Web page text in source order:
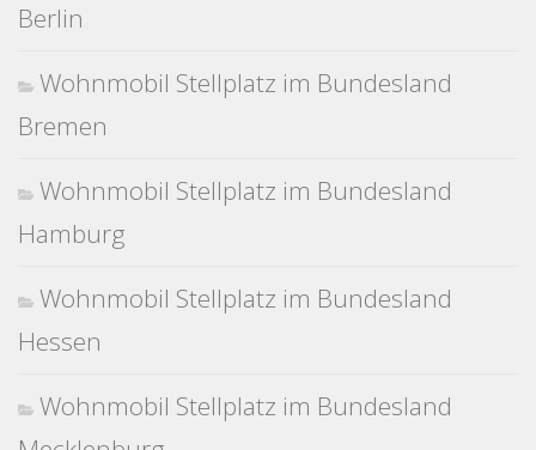
Berlin
Wohnmobil Stellplatz im Bundesland
Bremen
Wohnmobil Stellplatz im Bundesland
Hamburg
Wohnmobil Stellplatz im Bundesland
Hessen
Wohnmobil Stellplatz im Bundesland